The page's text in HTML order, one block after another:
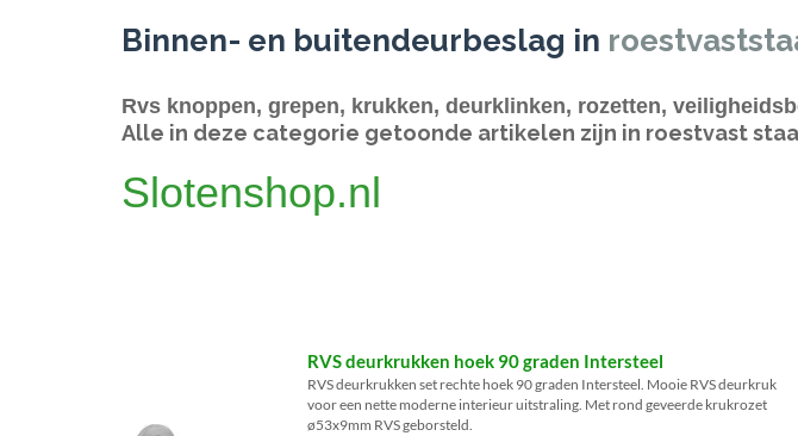
Binnen- en buitendeurbeslag in
Rvs knoppen, grepen, krukken, deurklinken, rozetten,
Alle in deze categorie getoonde artikelen zijn in roestvast
Slotenshop.nl
RVS deurkrukken hoek 90 graden Intersteel
RVS deurkrukken set rechte hoek 90 graden Intersteel. Mooie RVS deurkruk
voor een nette moderne interieur uitstraling. Met rond geveerde krukrozet
ø53x9mm RVS geborsteld.